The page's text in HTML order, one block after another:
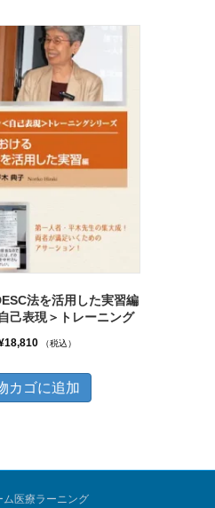
¥43,200品
は
複
数
エ
ョ
あ
り
プ
法を活用した実習編
己表現＞トレーニング
18,810現
の
価
¥18,810
（税込）
カゴに追加
医療ラーニング